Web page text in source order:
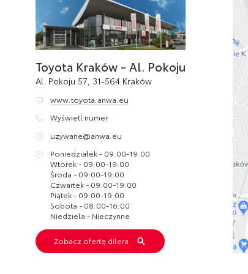
Toyota Kraków - Al. Pokoju
Al. Pokoju 57, 31-564 Kraków
www.toyota.anwa.eu
Wyświetl numer
uzywane@anwa.eu
Poniedziałek - 09:00-19:00
Wtorek - 09:00-19:00
Środa - 09:00-19:00
Czwartek - 09:00-19:00
Piątek - 09:00-19:00
Sobota - 08:00-16:00
Niedziela - Nieczynne
Zobacz ofertę dilera